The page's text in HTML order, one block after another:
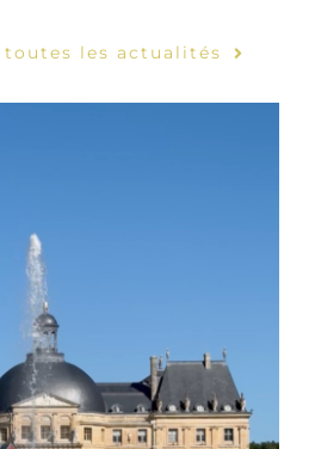
toutes les actualités